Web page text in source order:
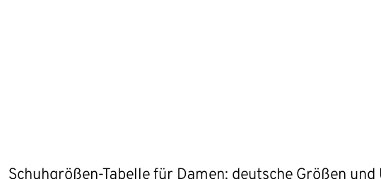
Schuhgrößen-Tabelle für Damen: deutsche Größen